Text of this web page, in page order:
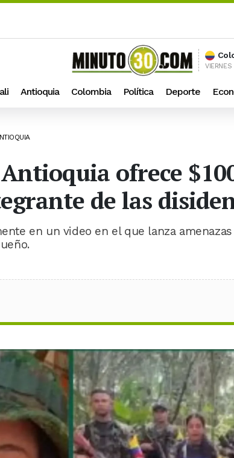
Antioquia Colombia Política Deporte
ofrece
de las
en un video en el que lanza